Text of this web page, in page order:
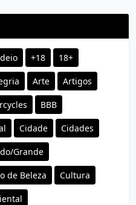
+18 18+
Arte Artigos
BBB
Cidade Cidades
Grande
de Beleza Cultura